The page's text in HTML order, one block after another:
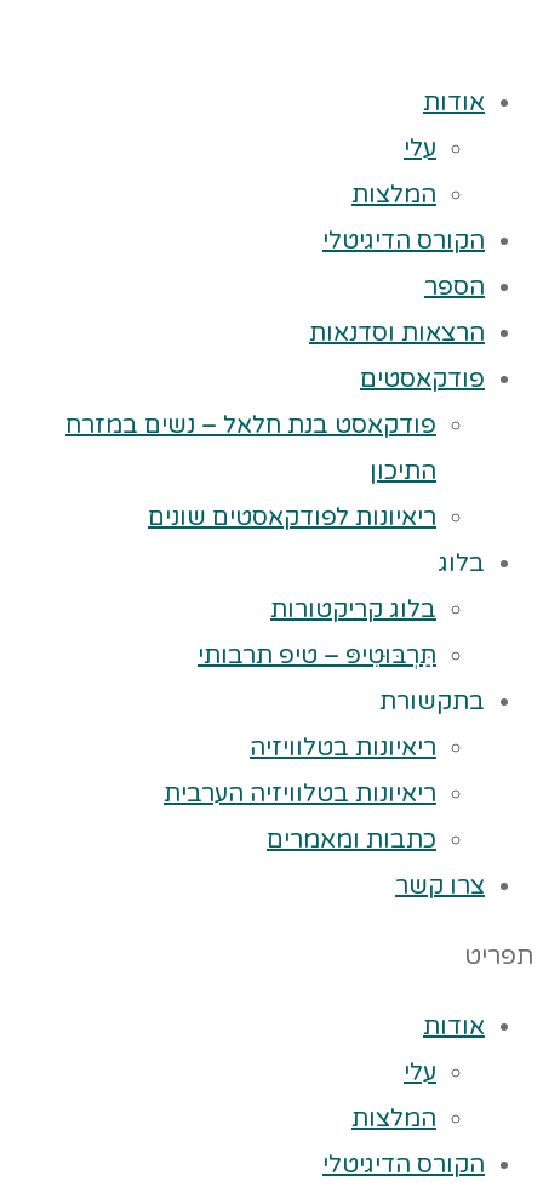
אודות
עלי
המלצות
הקורס הדיגיטלי
הספר
הרצאות וסדנאות
פודקאסטים
פודקאסט בנת חלאל – נשים במזרח
התיכון
ריאיונות לפודקאסטים שונים
בלוג
בלוג קריקטורות
תַּרְבּוּטִיפּ – טיפ תרבותי
בתקשורת
ריאיונות בטלוויזיה
ריאיונות בטלוויזיה הערבית
כתבות ומאמרים
צרו קשר
תפריט
אודות
עלי
המלצות
הקורס הדיגיטלי